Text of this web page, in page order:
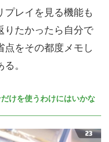
レイを見る機能も
りたかったら自分で
点をその都度メモし
。
けを使うわけにはいかな